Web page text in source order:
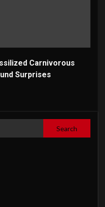
Carnivorous
Surprises